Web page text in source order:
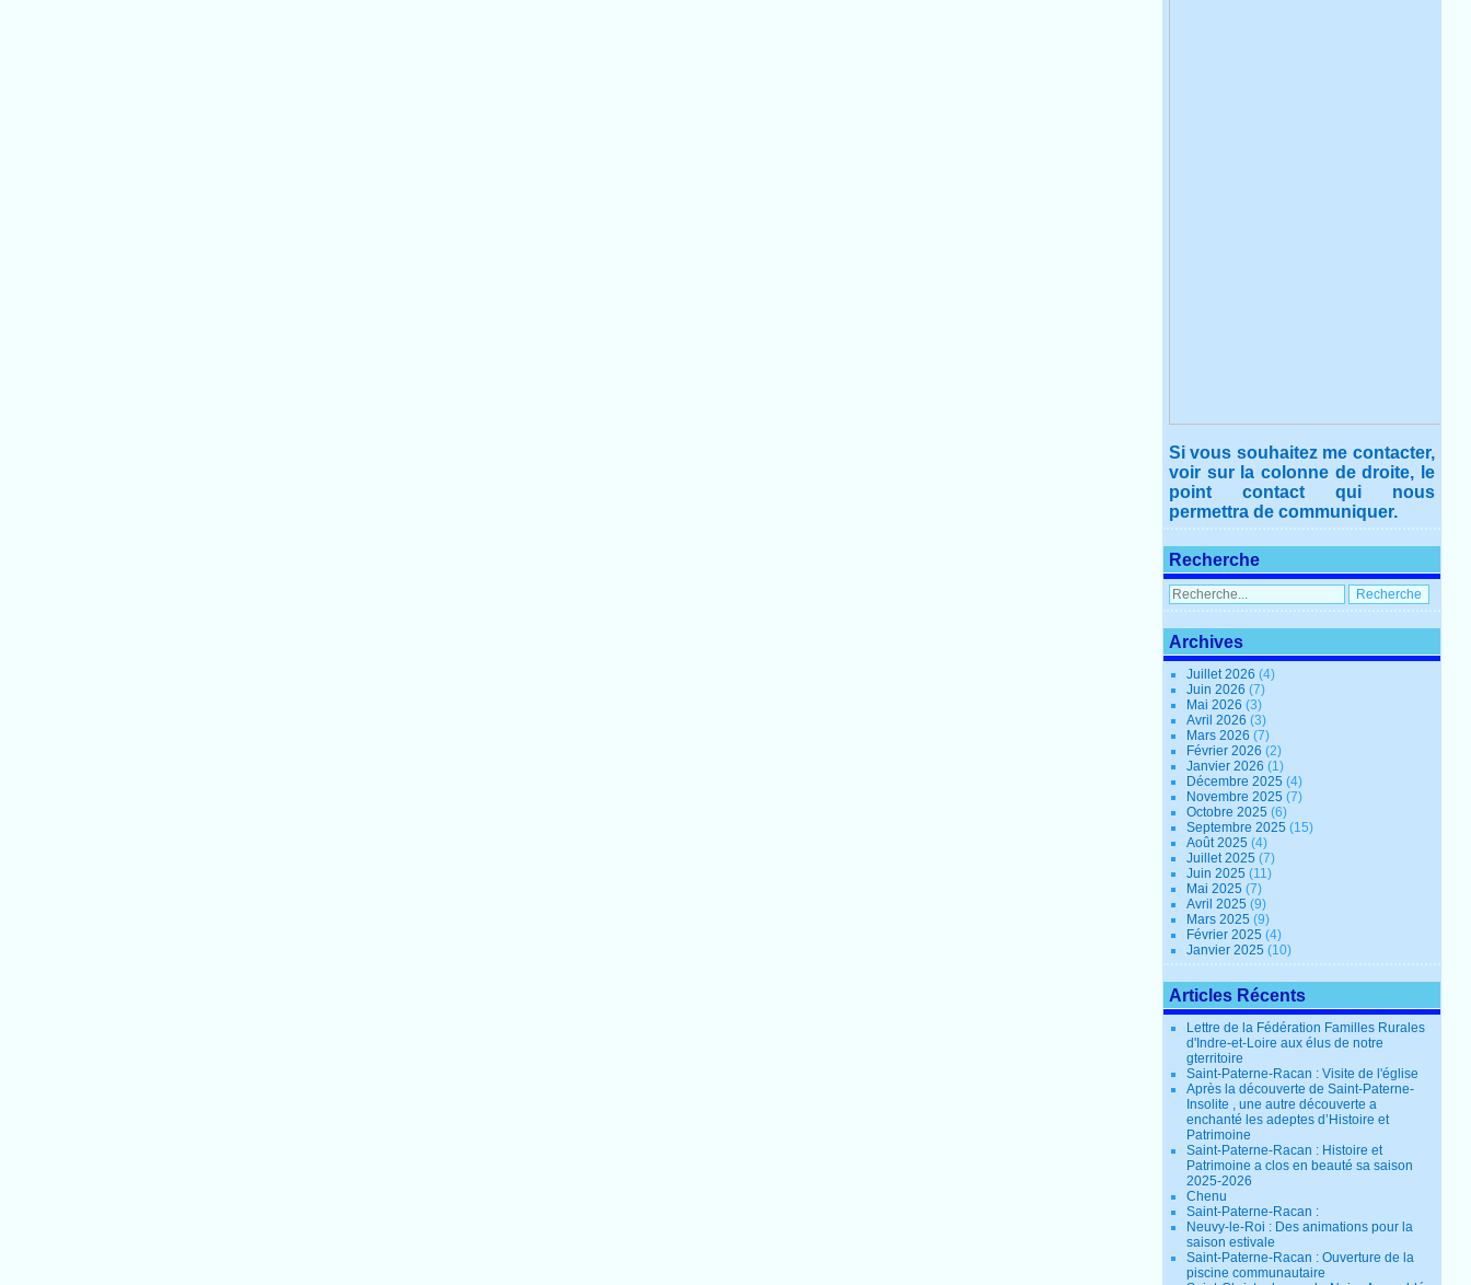
Si vous souhaitez me contacter,
voir sur la colonne de droite, le
point contact qui nous
permettra de communiquer.
Recherche
Archives
Juillet 2026(4)
Juin 2026(7)
Mai 2026(3)
Avril 2026(3)
Mars 2026(7)
Février 2026(2)
Janvier 2026(1)
Décembre 2025(4)
Novembre 2025(7)
Octobre 2025(6)
Septembre 2025(15)
Août 2025(4)
Juillet 2025(7)
Juin 2025(11)
Mai 2025(7)
Avril 2025(9)
Mars 2025(9)
Février 2025(4)
Janvier 2025(10)
Articles Récents
Lettre de la Fédération Familles Rurales
d'Indre-et-Loire aux élus de notre
gterritoire
Saint-Paterne-Racan : Visite de l'église
Après la découverte de Saint-Paterne-
Insolite , une autre découverte a
enchanté les adeptes d’Histoire et
Patrimoine
Saint-Paterne-Racan : Histoire et
Patrimoine a clos en beauté sa saison
2025-2026
Chenu
Saint-Paterne-Racan :
Neuvy-le-Roi : Des animations pour la
saison estivale
Saint-Paterne-Racan : Ouverture de la
piscine communautaire